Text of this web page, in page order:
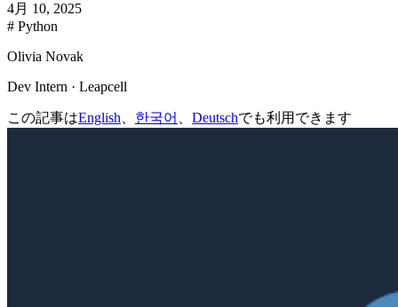
4月 10, 2025
# Python
Olivia Novak
Dev Intern · Leapcell
この記事はEnglish 한국어 Deutschでも利用できます